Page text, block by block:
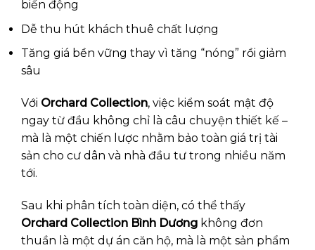
biến động
Dễ thu hút khách thuê chất lượng
Tăng giá bền vững thay vì tăng “nóng” rồi giảm
sâu
Với Orchard Collection, việc kiểm soát mật độ
ngay từ đầu không chỉ là câu chuyện thiết kế –
mà là một chiến lược nhằm bảo toàn giá trị tài
sản cho cư dân và nhà đầu tư trong nhiều năm
tới.
Sau khi phân tích toàn diện, có thể thấy
Orchard Collection Bình Dương không đơn
thuần là một dự án căn hộ, mà là một sản phẩm